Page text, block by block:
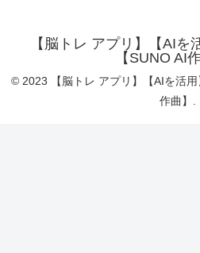
【脳トレ アプリ】【AIを
【SUNO AI
© 2023 【脳トレ アプリ】【AIを活
作曲】.